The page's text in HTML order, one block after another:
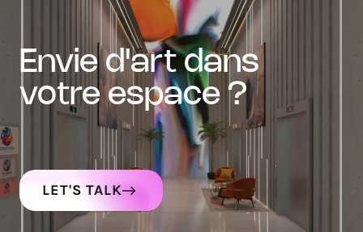
envie d'art dans
votre espace ?
LET'S TALK